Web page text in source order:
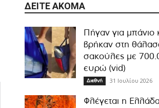
ΔΕΊΤΕ ΑΚΌΜΑ
Πήγαν για μπάνιο
βρήκαν στη
σακούλες με
ευρώ (vid)
Διεθνή 31 Ιουλίου 2026
Φλέγεται η